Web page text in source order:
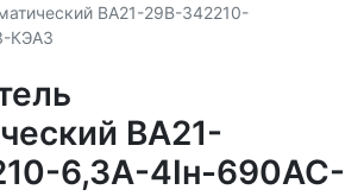
ВА21-29В-342210-
КЭАЗ
ВА21-
6,3А-4Iн-690AC-